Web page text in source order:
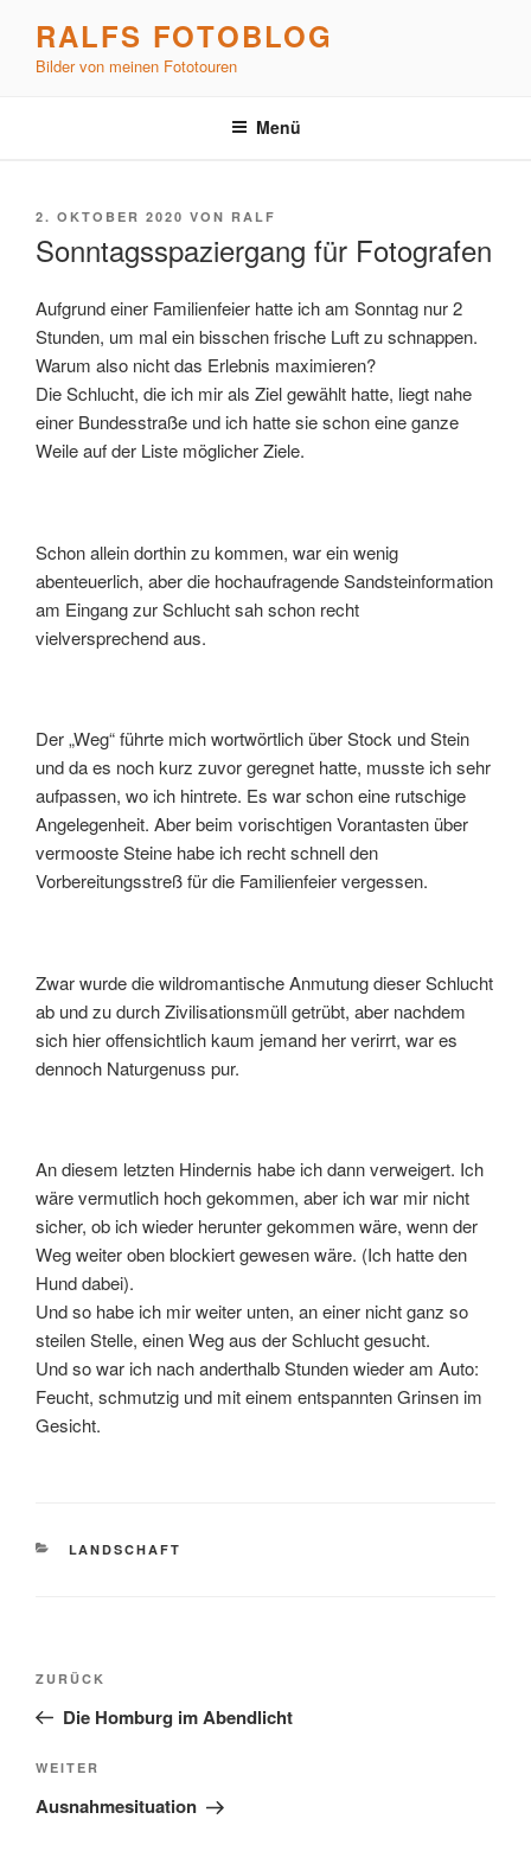
springen
RALFS FOTOBLOG
Bilder von meinen Fototouren
Menü
VERÖFFENTLICHT
2. OKTOBER 2020 VON RALF
Sonntagsspaziergang für Fotografen
Aufgrund einer Familienfeier hatte ich am Sonntag nur 2
Stunden, um mal ein bisschen frische Luft zu schnappen.
Warum also nicht das Erlebnis maximieren?
Die Schlucht, die ich mir als Ziel gewählt hatte, liegt nahe
einer Bundesstraße und ich hatte sie schon eine ganze
Weile auf der Liste möglicher Ziele.
Schon allein dorthin zu kommen, war ein wenig
abenteuerlich, aber die hochaufragende Sandsteinformation
am Eingang zur Schlucht sah schon recht
vielversprechend aus.
Der „Weg“ führte mich wortwörtlich über Stock und Stein
und da es noch kurz zuvor geregnet hatte, musste ich sehr
aufpassen, wo ich hintrete. Es war schon eine rutschige
Angelegenheit. Aber beim vorischtigen Vorantasten über
vermooste Steine habe ich recht schnell den
Vorbereitungsstreß für die Familienfeier vergessen.
Zwar wurde die wildromantische Anmutung dieser Schlucht
ab und zu durch Zivilisationsmüll getrübt, aber nachdem
sich hier offensichtlich kaum jemand her verirrt, war es
dennoch Naturgenuss pur.
An diesem letzten Hindernis habe ich dann verweigert. Ich
wäre vermutlich hoch gekommen, aber ich war mir nicht
sicher, ob ich wieder herunter gekommen wäre, wenn der
Weg weiter oben blockiert gewesen wäre. (Ich hatte den
Hund dabei).
Und so habe ich mir weiter unten, an einer nicht ganz so
steilen Stelle, einen Weg aus der Schlucht gesucht.
Und so war ich nach anderthalb Stunden wieder am Auto:
Feucht, schmutzig und mit einem entspannten Grinsen im
Gesicht.
KATEGORIEN
LANDSCHAFT
Beitragsnavigation
Vorheriger
Beitrag
ZURÜCK
Die Homburg im Abendlicht
Nächster
Beitrag
WEITER
Ausnahmesituation